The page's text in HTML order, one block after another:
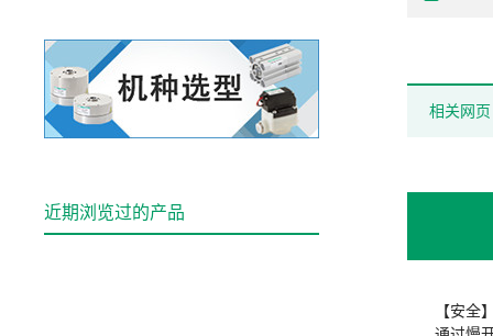
相关网页
【安全
近期浏览过的产品